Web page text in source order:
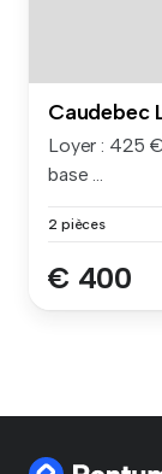
Caudebec
Loyer : 425
base ...
2 pièces
€ 400